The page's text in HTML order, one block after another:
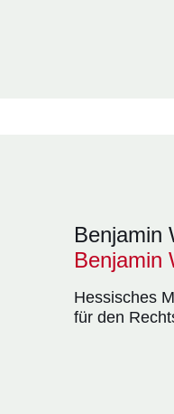
Benjamin
Benjamin
Hessisches
für den